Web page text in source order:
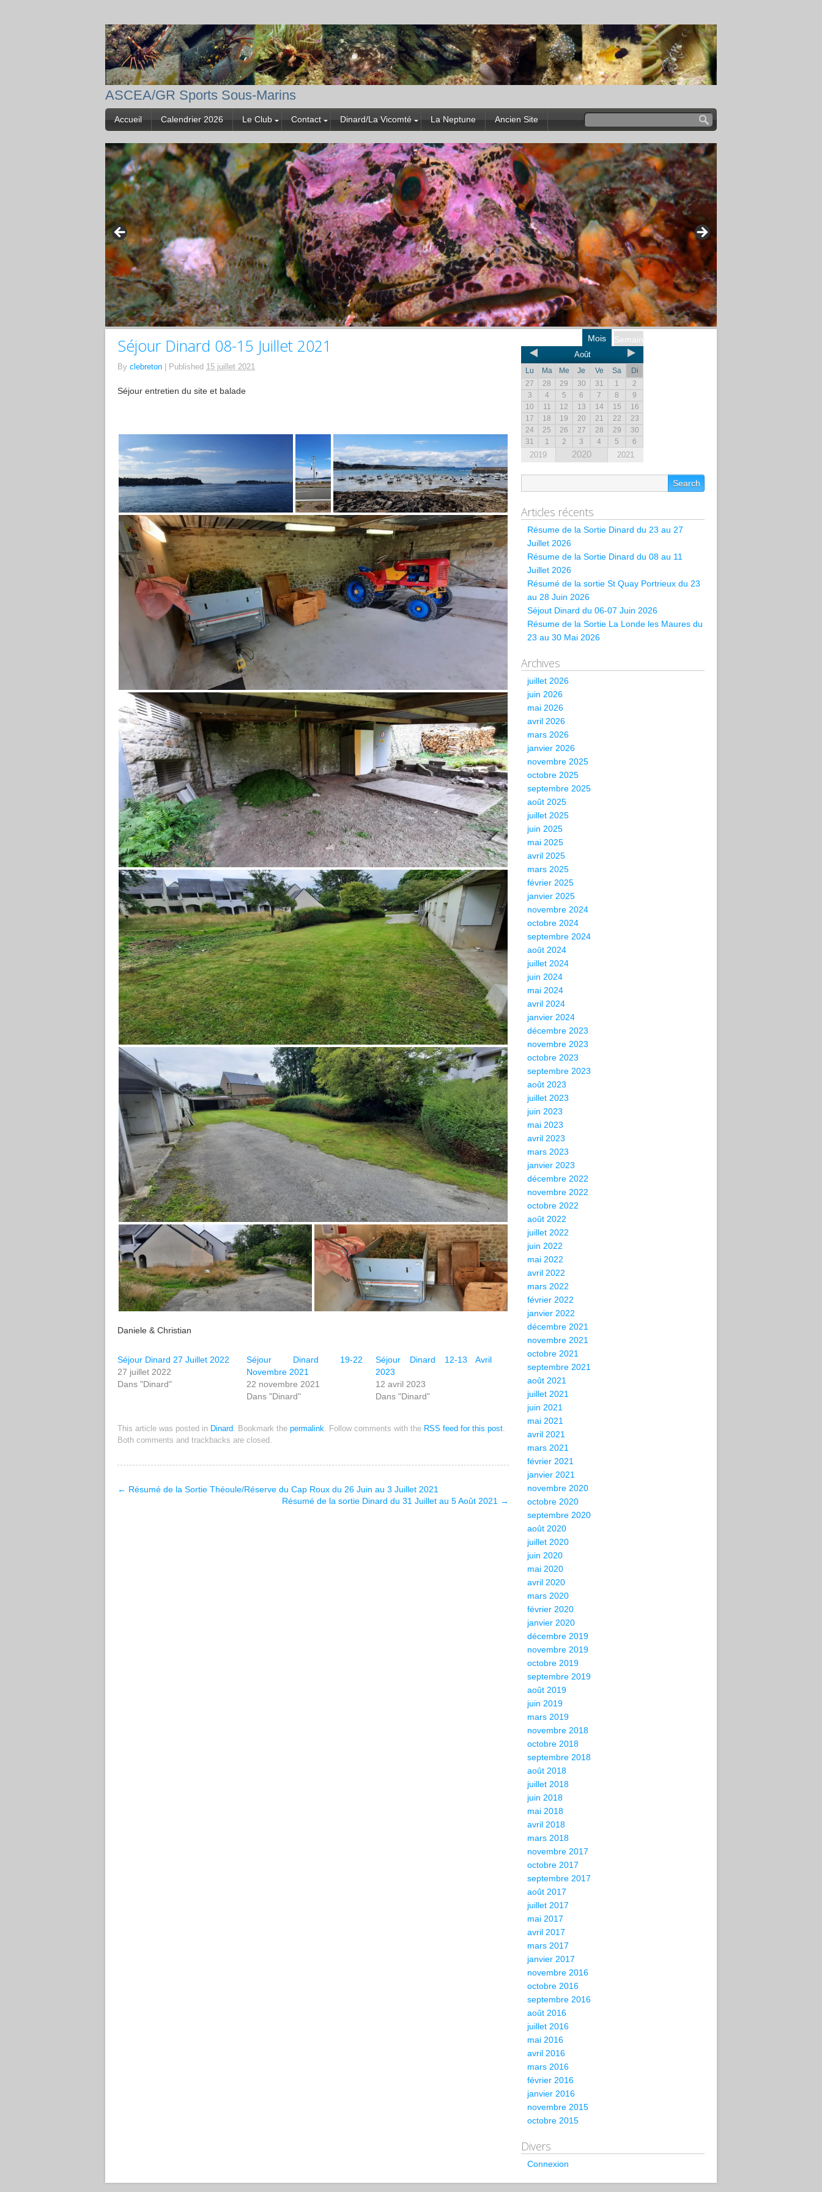
ASCEA/GR Sports Sous-Marins
Accueil Calendrier 2026 Le Club Contact Dinard/La Vicomté La Neptune Ancien Site
Séjour Dinard 08-15 Juillet 2021
By clebreton Published 15 juillet 2021
Séjour entretien du site et balade
Daniele & Christian
Séjour Dinard 27 Juillet 2022
27 juillet 2022
Dans "Dinard"
Séjour Dinard 19-22
Novembre 2021
22 novembre 2021
Dans "Dinard"
Séjour Dinard 12-13 Avril
2023
12 avril 2023
Dans "Dinard"
This article was posted in Dinard. Bookmark the permalink. Follow comments with the RSS feed for this post.
Both comments and trackbacks are closed.
← Résumé de la Sortie Théoule/Réserve du Cap Roux du 26 Juin au 3 Juillet 2021
Résumé de la sortie Dinard du 31 Juillet au 5 Août 2021 →
Semaine
Mois
Août
Lu Ma Me Je Ve Sa
Di
27
28 29 30 31 1
2
3
4 5 6 7 8
9
10
11 12 13 14 15
16
17
18 19 20 21 22
23
24
25 26 27 28 29
30
31
1 2 3 4 5 6
2019 2020 2021
Articles récents
Résume de la Sortie Dinard du 23 au 27
Juillet 2026
Résume de la Sortie Dinard du 08 au 11
Juillet 2026
Résumé de la sortie St Quay Portrieux du 23
au 28 Juin 2026
Séjout Dinard du 06-07 Juin 2026
Résume de la Sortie La Londe les Maures du
23 au 30 Mai 2026
Archives
juillet 2026
juin 2026
mai 2026
avril 2026
mars 2026
janvier 2026
novembre 2025
octobre 2025
septembre 2025
août 2025
juillet 2025
juin 2025
mai 2025
avril 2025
mars 2025
février 2025
janvier 2025
novembre 2024
octobre 2024
septembre 2024
août 2024
juillet 2024
juin 2024
mai 2024
avril 2024
janvier 2024
décembre 2023
novembre 2023
octobre 2023
septembre 2023
août 2023
juillet 2023
juin 2023
mai 2023
avril 2023
mars 2023
janvier 2023
décembre 2022
novembre 2022
octobre 2022
août 2022
juillet 2022
juin 2022
mai 2022
avril 2022
mars 2022
février 2022
janvier 2022
décembre 2021
novembre 2021
octobre 2021
septembre 2021
août 2021
juillet 2021
juin 2021
mai 2021
avril 2021
mars 2021
février 2021
janvier 2021
novembre 2020
octobre 2020
septembre 2020
août 2020
juillet 2020
juin 2020
mai 2020
avril 2020
mars 2020
février 2020
janvier 2020
décembre 2019
novembre 2019
octobre 2019
septembre 2019
août 2019
juin 2019
mars 2019
novembre 2018
octobre 2018
septembre 2018
août 2018
juillet 2018
juin 2018
mai 2018
avril 2018
mars 2018
novembre 2017
octobre 2017
septembre 2017
août 2017
juillet 2017
mai 2017
avril 2017
mars 2017
janvier 2017
novembre 2016
octobre 2016
septembre 2016
août 2016
juillet 2016
mai 2016
avril 2016
mars 2016
février 2016
janvier 2016
novembre 2015
octobre 2015
Divers
Connexion